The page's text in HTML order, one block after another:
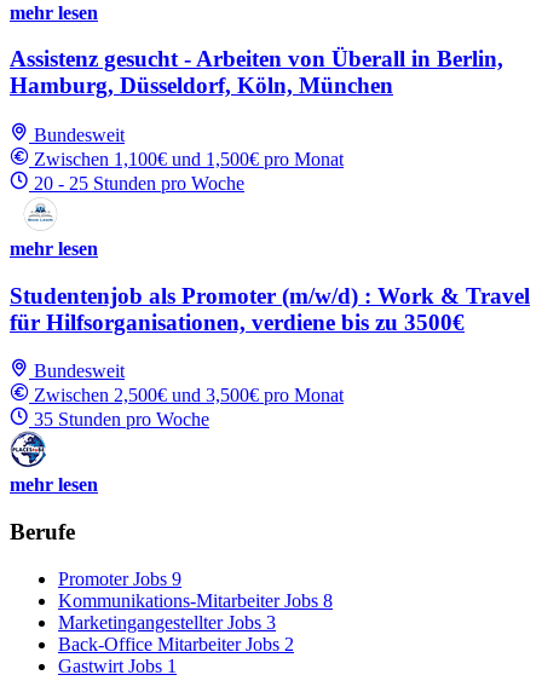
mehr lesen
Assistenz gesucht - Arbeiten von Überall in Berlin,
Hamburg, Düsseldorf, Köln, München
Bundesweit
Zwischen 1,100€ und 1,500€ pro Monat
20 - 25 Stunden pro Woche
mehr lesen
Studentenjob als Promoter (m/w/d) : Work & Travel
für Hilfsorganisationen, verdiene bis zu 3500€
Bundesweit
Zwischen 2,500€ und 3,500€ pro Monat
35 Stunden pro Woche
mehr lesen
Berufe
Promoter Jobs 9
Kommunikations-Mitarbeiter Jobs 8
Marketingangestellter Jobs 3
Back-Office Mitarbeiter Jobs 2
Gastwirt Jobs 1